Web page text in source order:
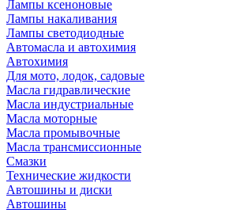
Лампы ксеноновые
Лампы накаливания
Лампы светодиодные
Автомасла и автохимия
Автохимия
Для мото, лодок, садовые
Масла гидравлические
Масла индустриальные
Масла моторные
Масла промывочные
Масла трансмиссионные
Смазки
Технические жидкости
Автошины и диски
Автошины